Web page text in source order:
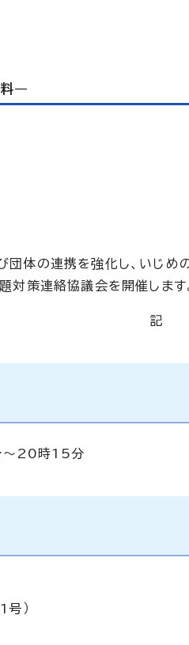
団体の連携を強化し、いじ
対策連絡協議会を開催します
記
～20時15分
）